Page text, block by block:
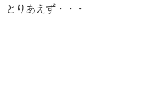
とりあえず・・・